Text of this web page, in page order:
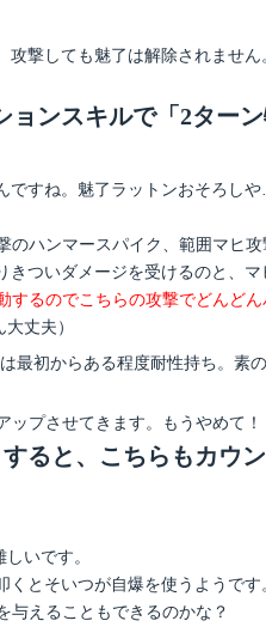
撃しても魅了は解除されません
ョンスキルで「2ター
ですね。魅了ラットンおそろしや
ハンマースパイク、範囲マヒ攻
ついダメージを受けるのと、マ
するのでこちらの攻撃でどんどん
丈夫）
最初からある程度耐性持ち。素の
ップさせてきます。もうやめて！
ると、こちらもカウ
いです。
とそいつが自爆を使うようです
与えることもできるのかな？